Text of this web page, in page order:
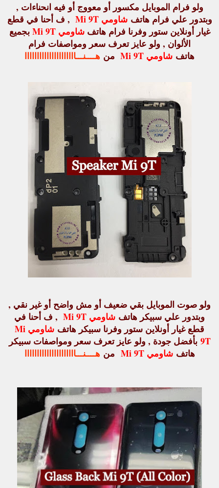
ولو فرام الموبايل مكسور أو معووج أو فيه انحناءات ,
وبتدور علي فرام هاتف شاومي Mi 9T
, ف أحنا في قطع
غيار أونلاين ستور وفرنا فرام هاتفشاومي Mi 9T
بجميع
الألوان , ولو عايز تعرف سعر ومواصفات فرام
هاتف شاومي Mi 9T من هــــنـــااااااااااااااااااااا
ولو صوت الموبايل بقي ضعيف أو مش واضح أو غير نقي ,
وبتدور علي سبيكر هاتف شاومي Mi 9T
, ف أحنا في
قطع غيار أونلاين ستور وفرنا سبيكر هاتف
شاومي Mi
9T بأفضل جودة , ولو عايز تعرف سعر ومواصفات سبيكر
هاتفشاومي Mi 9T من هــــنـــااااااااااااااااااااا